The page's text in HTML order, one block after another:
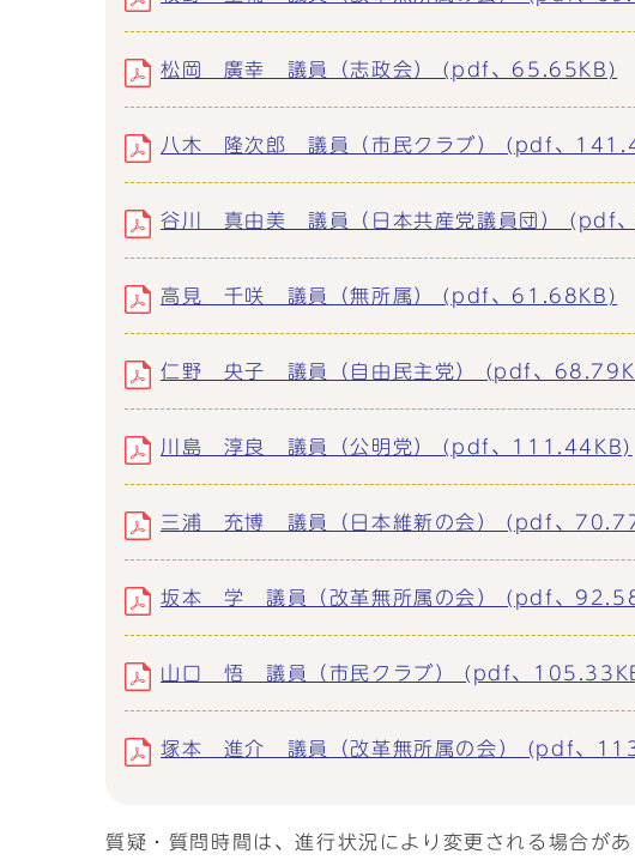
松岡 廣幸 議員（志政会） (pdf、65.65KB)
八木 隆次郎 議員（市民クラブ） (pdf、
谷川 真由美 議員（日本共産党議員団） (pdf
高見 千咲 議員（無所属） (pdf、61.68KB)
仁野 央子 議員（自由民主党） (pdf、
川島 淳良 議員（公明党） (pdf、111.44KB)
三浦 充博 議員（日本維新の会） (pdf、
坂本 学 議員（改革無所属の会） (pdf、
山口 悟 議員（市民クラブ） (pdf、
塚本 進介 議員（改革無所属の会） (pdf、
質疑・質問時間は、進行状況により変更される場合が